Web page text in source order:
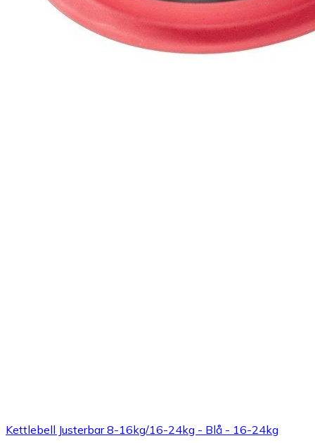
Kettlebell Justerbar 8-16kg/16-24kg - Blå - 16-24kg